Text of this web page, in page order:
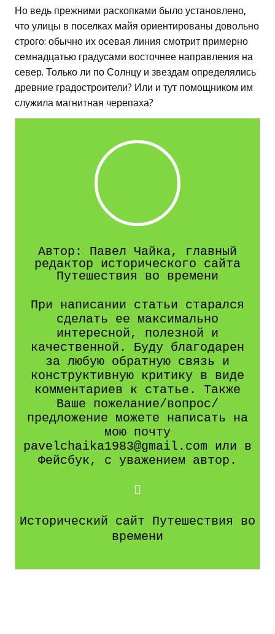
Но ведь прежними раскопками было установлено,
что улицы в поселках майя ориентированы довольно
строго: обычно их осевая линия смотрит примерно
семнадцатью градусами восточнее направления на
север. Только ли по Солнцу и звездам определялись
древние градостроители? Или и тут помощником им
служила магнитная черепаха?
Автор: Павел Чайка, главный
редактор исторического сайта
Путешествия во времени
При написании статьи старался
сделать ее максимально
интересной, полезной и
качественной. Буду благодарен
за любую обратную связь и
конструктивную критику в виде
комментариев к статье. Также
Ваше пожелание/вопрос/
предложение можете написать на
мою почту
pavelchaika1983@gmail.com или в
Фейсбук, с уважением автор.
Исторический сайт Путешествия во
времени